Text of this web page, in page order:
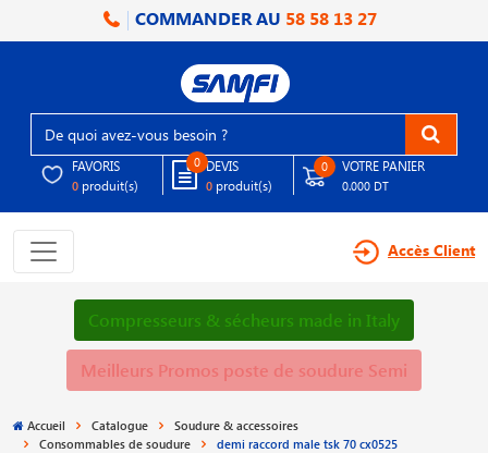
COMMANDER AU 58 58 13 27
FAVORIS
0 produit(s)
0 DEVIS
0 produit(s)
0 VOTRE PANIER
0.000 DT
Accès Client
Compresseurs & sécheurs made in Italy
Meilleurs Promos poste de soudure Semi
Accueil Catalogue
Soudure & accessoires
Consommables de soudure
demi raccord male tsk 70 cx0525